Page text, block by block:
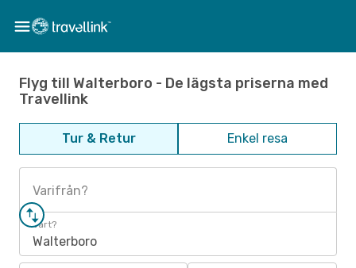
Flyg till Walterboro - De lägsta priserna med
Travellink
Tur & Retur Enkel resa
Varifrån?
Vart?
Walterboro